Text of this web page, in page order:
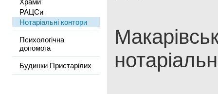
Храми
РАЦСи
Нотаріальні контори
Психологічна
допомога
Будинки Пристарілих